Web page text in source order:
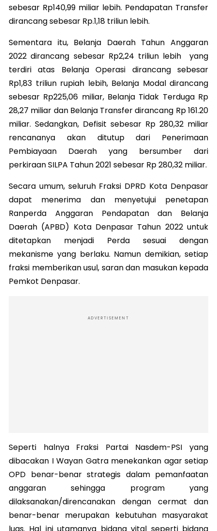
sebesar Rp140,99 miliar lebih. Pendapatan Transfer
dirancang sebesar Rp.1,18 triliun lebih.
Sementara itu, Belanja Daerah Tahun Anggaran
2022 dirancang sebesar Rp2,24 triliun lebih yang
terdiri atas Belanja Operasi dirancang sebesar
Rp1,83 triliun rupiah lebih, Belanja Modal dirancang
sebesar Rp225,06 miliar, Belanja Tidak Terduga Rp
28,27 miliar dan Belanja Transfer dirancang Rp 161.20
miliar. Sedangkan, Defisit sebesar Rp 280,32 miliar
rencananya akan ditutup dari Penerimaan
Pembiayaan Daerah yang bersumber dari
perkiraan SILPA Tahun 2021 sebesar Rp 280,32 miliar.
Secara umum, seluruh Fraksi DPRD Kota Denpasar
dapat menerima dan menyetujui penetapan
Ranperda Anggaran Pendapatan dan Belanja
Daerah (APBD) Kota Denpasar Tahun 2022 untuk
ditetapkan menjadi Perda sesuai dengan
mekanisme yang berlaku. Namun demikian, setiap
fraksi memberikan usul, saran dan masukan kepada
Pemkot Denpasar.
ADVERTISEMENT
Seperti halnya Fraksi Partai Nasdem-PSI yang
dibacakan I Wayan Gatra menekankan agar setiap
OPD benar-benar strategis dalam pemanfaatan
anggaran sehingga program yang
dilaksanakan/direncanakan dengan cermat dan
benar-benar merupakan kebutuhan masyarakat